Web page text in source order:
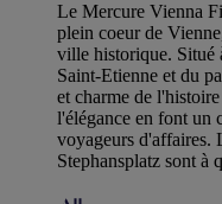
Le Mercure Vienna
plein coeur de
ville historique. Situé
Saint-Etienne et du
et charme de
l'élégance en font un
voyageurs d'affaires.
Stephansplatz sont à